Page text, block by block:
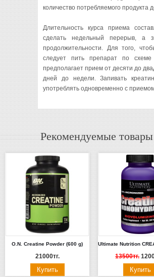
количество потребляемого продукта
Длительность курса приема
сделать недельный перерыв, а
продолжительности. Для того,
следует пить препарат по схеме
предполагает прием от десяти до
дней до недели. Запивать
употреблять одновременно с
Рекомендуемые товары
O.N. Creatine Powder (600 g)
21000тг. 13500тг.